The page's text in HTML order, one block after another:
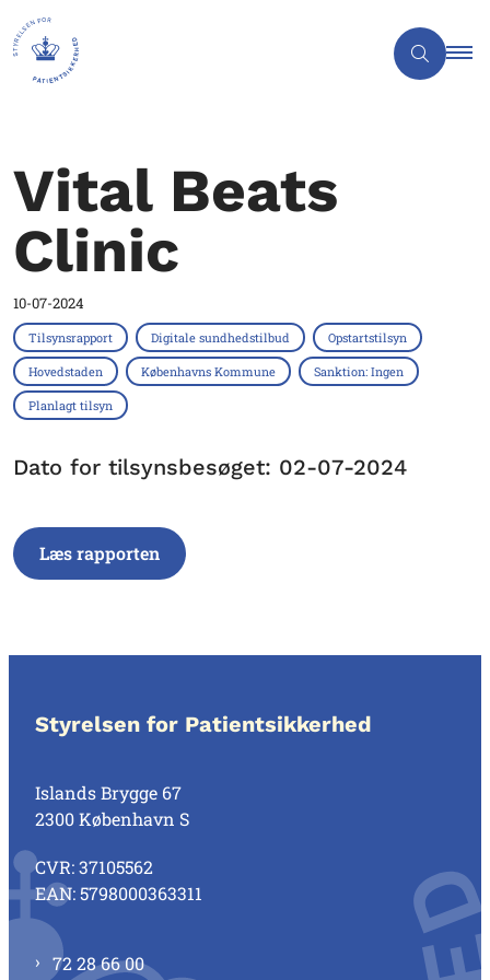
Vital Beats
Clinic
10-07-2024
Tilsynsrapport Digitale sundhedstilbud Opstartstilsyn
Hovedstaden Københavns Kommune Sanktion: Ingen
Planlagt tilsyn
Dato for tilsynsbesøget: 02-07-2024
Læs rapporten
Styrelsen for Patientsikkerhed
Islands Brygge 67
2300 København S
CVR: 37105562
EAN: 5798000363311
72 28 66 00